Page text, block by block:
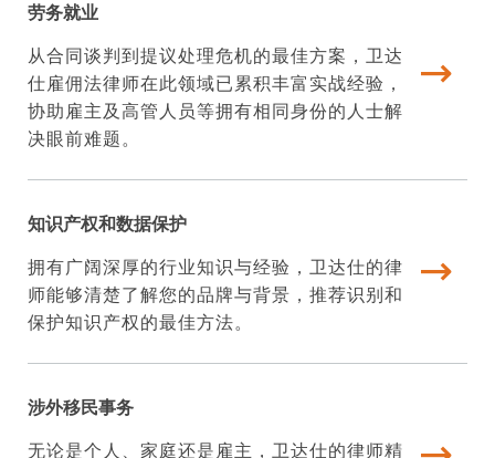
劳务就业
从合同谈判到提议处理危机的最佳方案，卫达
仕雇佣法律师在此领域已累积丰富实战经验，
协助雇主及高管人员等拥有相同身份的人士解
决眼前难题。
知识产权和数据保护
拥有广阔深厚的行业知识与经验，卫达仕的律
师能够清楚了解您的品牌与背景，推荐识别和
保护知识产权的最佳方法。
涉外移民事务
无论是个人、家庭还是雇主，卫达仕的律师精